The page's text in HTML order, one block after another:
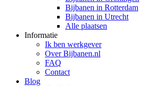
Bijbanen in Rotterdam
Bijbanen in Utrecht
Alle plaatsen
Informatie
Ik ben werkgever
Over Bijbanen.nl
FAQ
Contact
Blog